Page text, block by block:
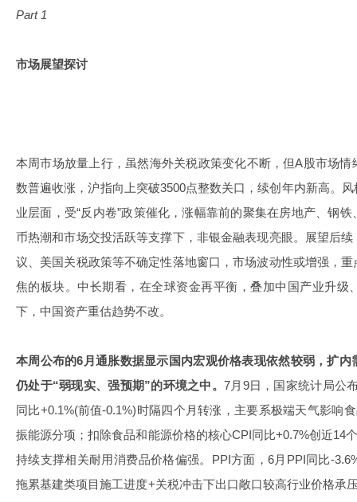
Part 1
市场展望探讨
本周市场放量上行，虽然海外关税政策变化不断，但A股市场
数普遍收涨，沪指向上突破3500点整数关口，续创年内新高。
业层面，受“反内卷”政策催化，涨幅靠前的聚集在房地产、钢
币热潮和市场交投活跃等支撑下，非银金融表现亮眼。展望后
议、美国关税政策等不确定性落地窗口，市场波动性或增强，
焦的板块。中长期看，在全球资金再平衡，叠加中国产业升级
下，中国资产重估趋势不改。
本周公布的6月通胀数据显示国内宏观价格表现依然较弱，扩
仍处于“弱现实、强预期”的环境之中。7月9日，国家统计局公
同比+0.1%(前值-0.1%)时隔四个月转涨，主要系极端天气影响
振能源分项；扣除食品和能源价格的核心CPI同比+0.7%创近14
持续支撑相关耐用消费品价格偏强。PPI方面，6月PPI同比-
拖累基建类项目施工进度+关税冲击下出口敞口较高行业价格承